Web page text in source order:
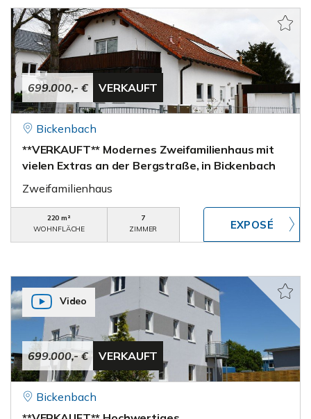
699.000,- € VERKAUFT
Bickenbach
**VERKAUFT** Modernes Zweifamilienhaus mit
vielen Extras an der Bergstraße, in Bickenbach
Zweifamilienhaus
220 m²
WOHNFLÄCHE
7
ZIMMER
699.000,- € VERKAUFT
Video
Bickenbach